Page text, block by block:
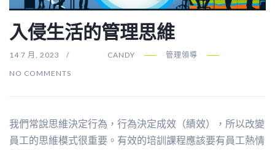
入侵生活的管理思維
14 7 月, 2023 CANDY
管理領導
NO COMMENTS
我們常說思維決定行為，行為決定成效（績效），所以改變
員工的思維模式很重要。有效的培訓課程應該要有員工熱情